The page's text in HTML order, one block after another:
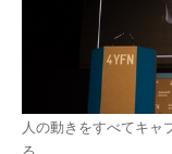
人の動きをすべてキャ